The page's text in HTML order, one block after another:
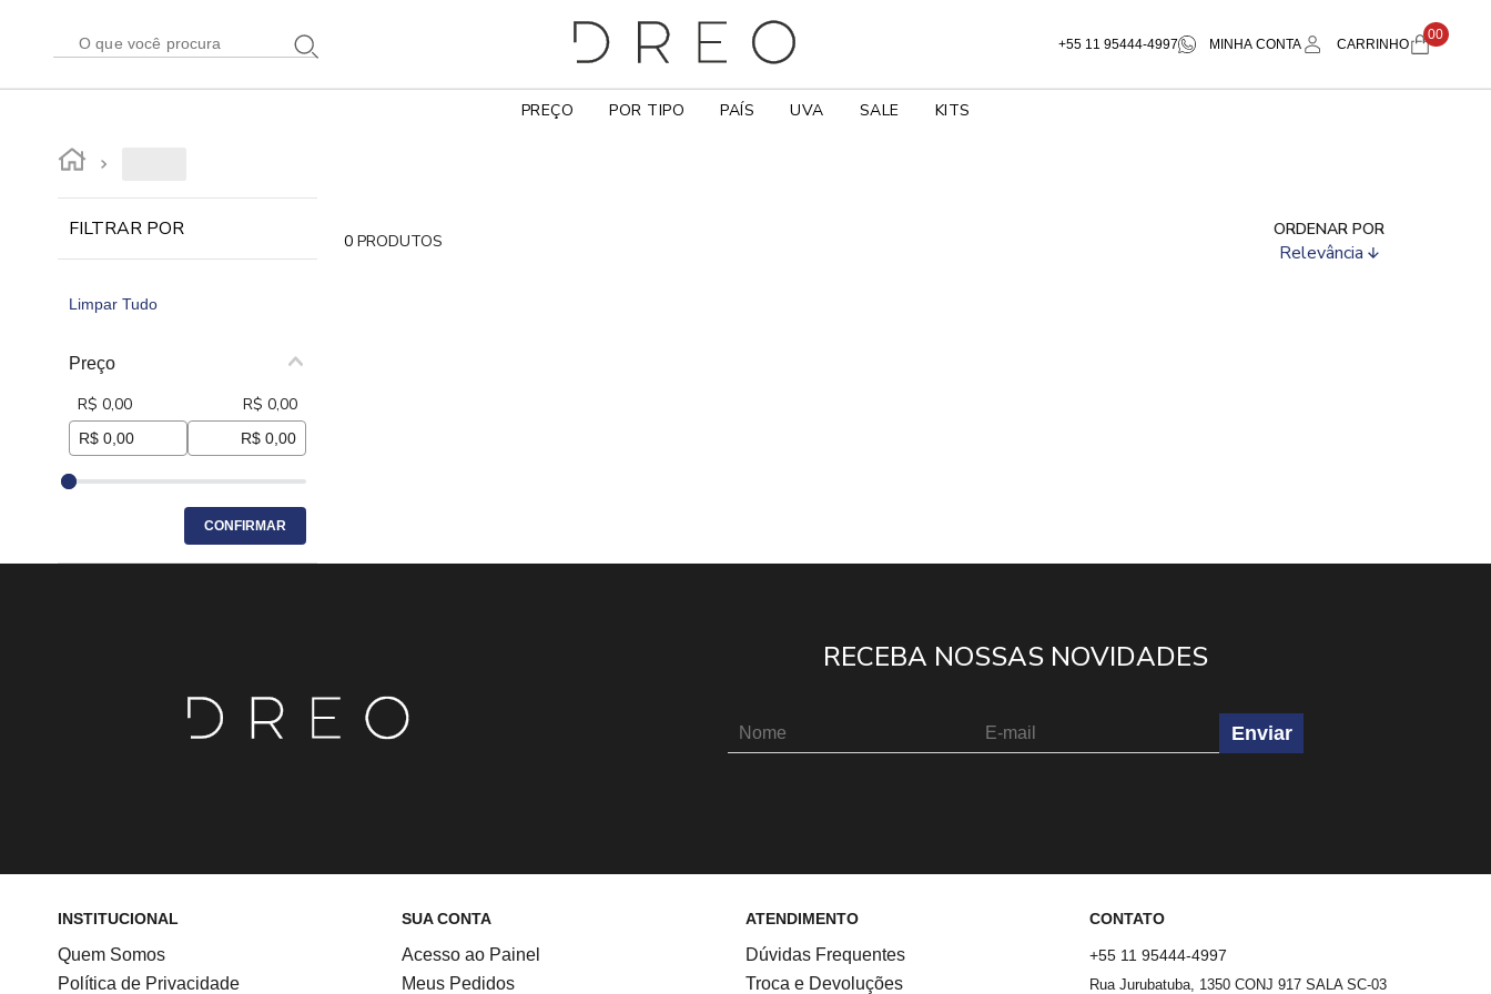
+55 11 95444-4997 MINHA CONTA CARRINHO
00
PREÇO POR TIPO PAÍS UVA SALE KITS
FILTRAR POR
Limpar Tudo
Preço
R$ 0,00 R$ 0,00
CONFIRMAR
0 PRODUTOS
ORDENAR POR
Relevância
RECEBA NOSSAS NOVIDADES
Enviar
INSTITUCIONAL
Quem Somos
Política de Privacidade
SUA CONTA
Acesso ao Painel
Meus Pedidos
ATENDIMENTO
Dúvidas Frequentes
Troca e Devoluções
CONTATO
+55 11 95444-4997
Rua Jurubatuba, 1350 CONJ 917 SALA SC-03